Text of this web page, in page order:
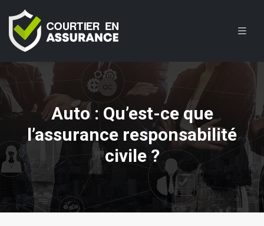
Auto : Qu’est-ce que
l’assurance responsabilité
civile ?